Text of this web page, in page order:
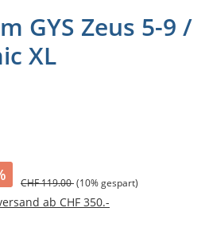
GYS Zeus 5-9 /
XL
CHF 119.00(10% gespart)
ab CHF 350.-